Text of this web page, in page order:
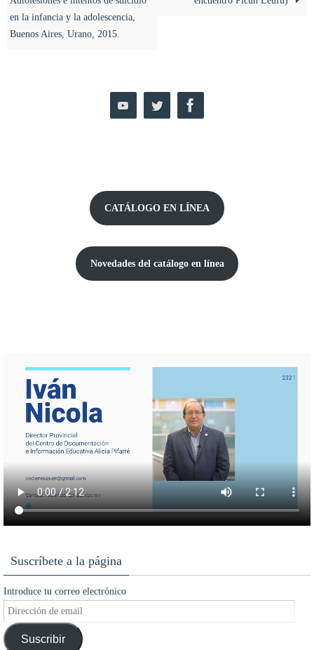
en la infancia y la adolescencia,
Buenos Aires, Urano, 2015.
CATÁLOGO EN LÍNEA
Novedades del catálogo en línea
Suscríbete a la página
Introduce tu correo electrónico
Dirección
de
emailSuscribir